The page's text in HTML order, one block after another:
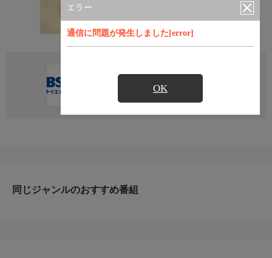
エラー
通信に問題が発生しました[error]
OK
直近の放送予定はありません
同じジャンルのおすすめ番組